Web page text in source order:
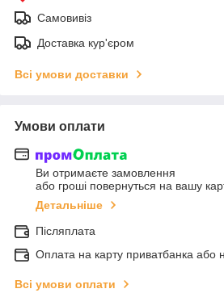
Самовивіз
Доставка кур'єром
Всі умови доставки
Умови оплати
Ви отримаєте замовлення
або гроші повернуться на вашу
Детальніше
Післяплата
Оплата на карту приватбанка або
Всі умови оплати